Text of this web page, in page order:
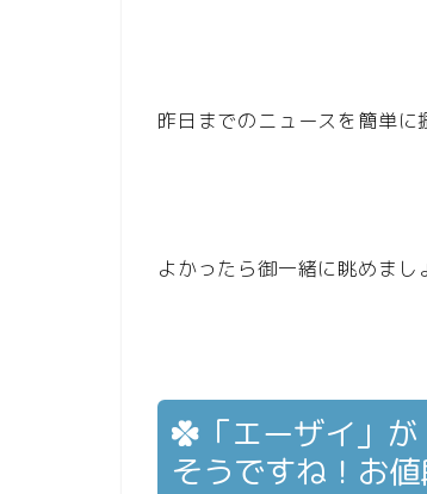
昨日までのニュースを簡単に
よかったら御一緒に眺めまし
「エーザイ」
そうですね！お値